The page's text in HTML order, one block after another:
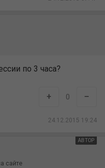
по 3 часа?
24.12.2015 19:24
+ 0 –
АВТОР
сайте